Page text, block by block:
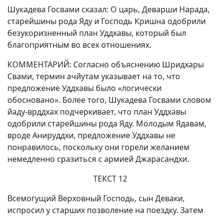
Шукадева Госвами сказал: О царь, Деварши Нарада,
старейшины рода Яду и Господь Кришна одобрили
безукоризненный план Уддхавы, который был
благоприятным во всех отношениях.
КОММЕНТАРИЙ: Согласно объяснению Шридхары
Свами, термин ачйутам указывает на то, что
предложение Уддхавы было «логически
обосновано». Более того, Шукадева Госвами словом
йаду-врддхах подчеркивает, что план Уддхавы
одобрили старейшины рода Яду. Молодым Ядавам,
вроде Анируддхи, предложение Уддхавы не
понравилось, поскольку они горели желанием
немедленно сразиться с армией Джарасандхи.
ТЕКСТ 12
Всемогущий Верховный Господь, сын Деваки,
испросил у старших позволение на поездку. Затем